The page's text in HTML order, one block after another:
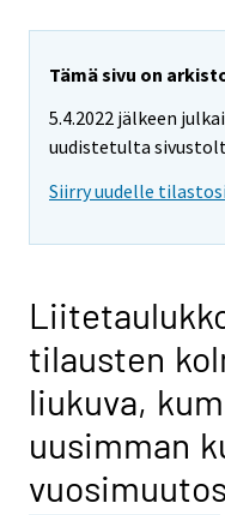
Tämä sivu on
5.4.2022 jälkeen
uudistetulta
Siirry uudelle
tilausten
liukuva,
uusimman